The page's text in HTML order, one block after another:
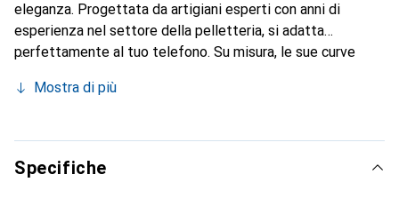
eleganza. Progettata da artigiani esperti con anni di
esperienza nel settore della pelletteria, si adatta
perfettamente al tuo telefono. Su misura, le sue curve
un accessorio chic e indispensabile per il tuo smartphone.
i suoi prodotti di alta qualità ed è una scelta affidabile per
una clientela esigente.
Mostra di più
Specifiche